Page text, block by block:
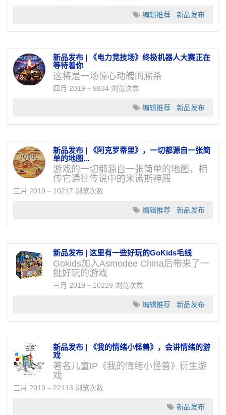
编辑推荐 新品发布
新品发布 | 《电力竞技场》终极机器人大赛正在
等待着你
这将是一场惊心动魄的厮杀
四月 2019 9834 浏览次数
编辑推荐 新品发布
新品发布 | 《阿克罗蒂里》，一切都源自一张简
单的地图...
游戏的一切都源自一张简单的地图，相
传它通往传说中的米诺斯神殿
三月 2019 10217 浏览次数
编辑推荐 新品发布
新品发布 | 这里有一些好玩的GoKids毛线
Gokids加入Asmodee China后带来了一
批好玩的游戏
三月 2019 10229 浏览次数
编辑推荐 新品发布
新品发布 | 《我的情绪小怪兽》，会讲情绪的游
戏
著名儿童IP《我的情绪小怪兽》衍生游
戏
三月 2019 22113 浏览次数
新品发布